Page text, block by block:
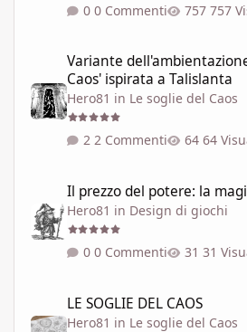
0 Commenti 757
Variante
Caos' ispirata a Talislanta
Hero81 in Le soglie del Caos
2 Commenti 64
Il prezzo del potere: la
Hero81 in Design di giochi
0 Commenti 31
LE SOGLIE DEL CAOS
Hero81 in Le soglie del Caos